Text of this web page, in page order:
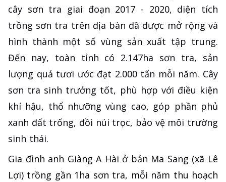
cây sơn tra giai đoạn 2017 - 2020, diện tích
trồng sơn tra trên địa bàn đã được mở rộng và
hình thành một số vùng sản xuất tập trung.
Đến nay, toàn tỉnh có 2.147ha sơn tra, sản
lượng quả tươi ước đạt 2.000 tấn mỗi năm. Cây
sơn tra sinh trưởng tốt, phù hợp với điều kiện
khí hậu, thổ nhưỡng vùng cao, góp phần phủ
xanh đất trống, đồi núi trọc, bảo vệ môi trường
sinh thái.
Gia đình anh Giàng A Hài ở bản Ma Sang (xã Lê
Lợi) trồng gần 1ha sơn tra, mỗi năm thu hoạch